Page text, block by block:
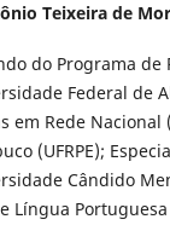
Teixeira de
do Programa
Federal de
em Rede
(UFRPE);
Cândido
Língua